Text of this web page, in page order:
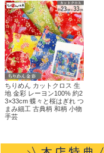
ちりめん カットクロス 生
地 金彩 レーヨン100% 約2
3×33cm 蝶々と桜はぎれ つ
まみ細工 古典柄 和柄 小物
手芸